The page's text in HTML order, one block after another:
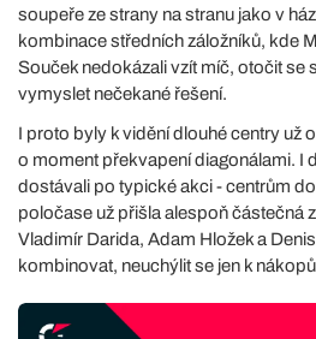
soupeře ze strany na stranu jako v
kombinace středních záložníků, kde
Souček nedokázali vzít míč, otočit se
vymyslet nečekané řešení.
I proto byly k vidění dlouhé centry už
o moment překvapení diagonálami. I
dostávali po typické akci - centrům
poločase už přišla alespoň částečná
Vladimír Darida, Adam Hložek a
kombinovat, neuchýlit se jen k